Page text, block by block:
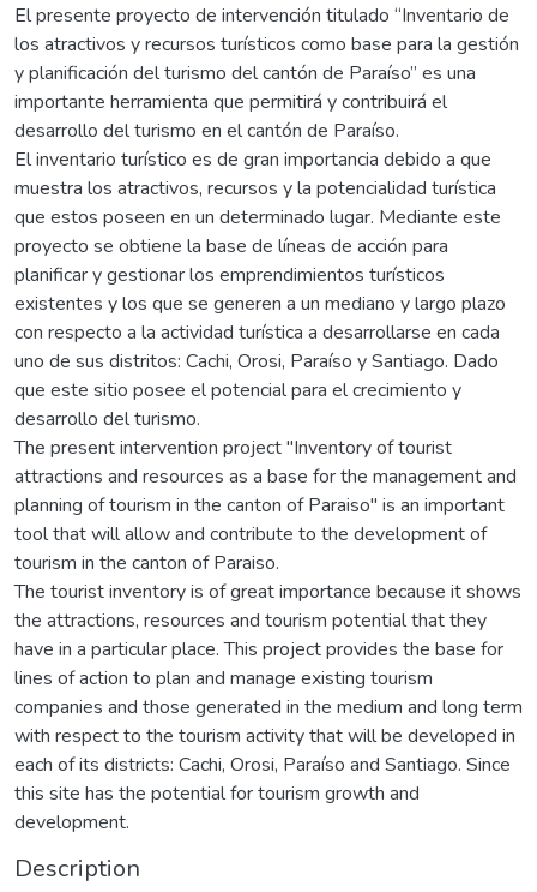
El presente proyecto de intervención titulado “Inventario de
los atractivos y recursos turísticos como base para la gestión
y planificación del turismo del cantón de Paraíso” es una
importante herramienta que permitirá y contribuirá el
desarrollo del turismo en el cantón de Paraíso.
El inventario turístico es de gran importancia debido a que
muestra los atractivos, recursos y la potencialidad turística
que estos poseen en un determinado lugar. Mediante este
proyecto se obtiene la base de líneas de acción para
planificar y gestionar los emprendimientos turísticos
existentes y los que se generen a un mediano y largo plazo
con respecto a la actividad turística a desarrollarse en cada
uno de sus distritos: Cachi, Orosi, Paraíso y Santiago. Dado
que este sitio posee el potencial para el crecimiento y
desarrollo del turismo.
The present intervention project "Inventory of tourist
attractions and resources as a base for the management and
planning of tourism in the canton of Paraiso" is an important
tool that will allow and contribute to the development of
tourism in the canton of Paraiso.
The tourist inventory is of great importance because it shows
the attractions, resources and tourism potential that they
have in a particular place. This project provides the base for
lines of action to plan and manage existing tourism
companies and those generated in the medium and long term
with respect to the tourism activity that will be developed in
each of its districts: Cachi, Orosi, Paraíso and Santiago. Since
this site has the potential for tourism growth and
development.
Description